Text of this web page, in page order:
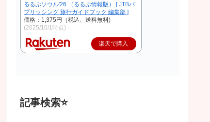
るるぶソウル'26 （るるぶ情報版） [ JTBパ
ブリッシング 旅行ガイドブック 編集部 ]
価格：1,375円（税込、送料無料)
(2025/10/1時点)
楽天で購入
記事検索⭐